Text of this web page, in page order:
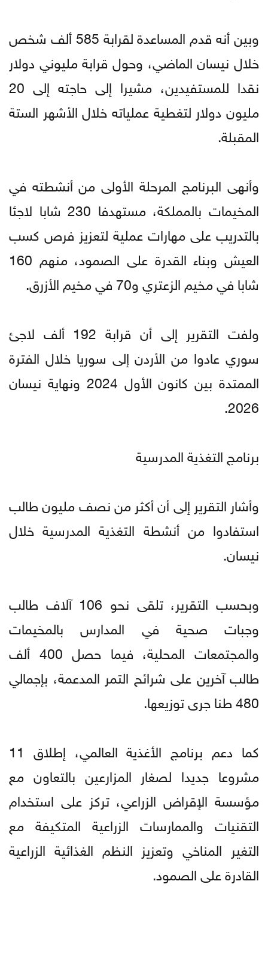
وبين أنه قدم المساعدة لقرابة 585 ألف شخص
خلال نيسان الماضي، وحول قرابة مليوني دولار
نقدا للمستفيدين، مشيرا إلى حاجته إلى 20
مليون دولار لتغطية عملياته خلال الأشهر الستة
المقبلة.
وأنهى البرنامج المرحلة الأولى من أنشطته في
المخيمات بالمملكة، مستهدفا 230 شابا لاجئا
بالتدريب على مهارات عملية لتعزيز فرص كسب
العيش وبناء القدرة على الصمود، منهم 160
شابا في مخيم الزعتري و70 في مخيم الأزرق.
ولفت التقرير إلى أن قرابة 192 ألف لاجئ
سوري عادوا من الأردن إلى سوريا خلال الفترة
الممتدة بين كانون الأول 2024 ونهاية نيسان
2026.
برنامج التغذية المدرسية
وأشار التقرير إلى أن أكثر من نصف مليون طالب
استفادوا من أنشطة التغذية المدرسية خلال
نيسان.
وبحسب التقرير، تلقى نحو 106 آلاف طالب
وجبات صحية في المدارس بالمخيمات
والمجتمعات المحلية، فيما حصل 400 ألف
طالب آخرين على شرائح التمر المدعمة، بإجمالي
480 طنا جرى توزيعها.
كما دعم برنامج الأغذية العالمي، إطلاق 11
مشروعا جديدا لصغار المزارعين بالتعاون مع
مؤسسة الإقراض الزراعي، تركز على استخدام
التقنيات والممارسات الزراعية المتكيفة مع
التغير المناخي وتعزيز النظم الغذائية الزراعية
القادرة على الصمود.